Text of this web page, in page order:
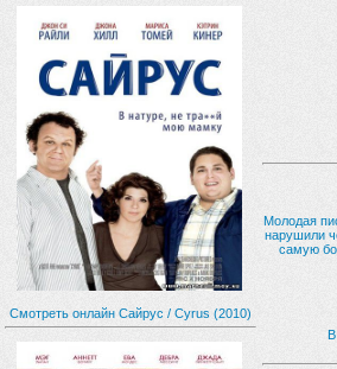
Смотреть онлайн Сайрус / Cyrus (2010)
Молодая
нарушили
самую
В